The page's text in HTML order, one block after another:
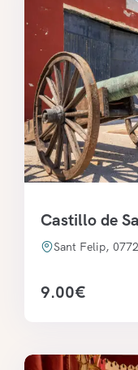
Castillo de
Sant Felip,
9.00€